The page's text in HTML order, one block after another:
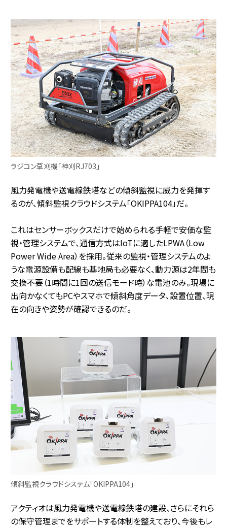
ラジコン草刈機「神刈RJ703」
風力発電機や送電線鉄塔などの傾斜監視に威力を発揮す
るのが、傾斜監視クラウドシステム「OKIPPA104」だ。
これはセンサーボックスだけで始められる手軽で安価な監
視・管理システムで、通信方式はIoTに適したLPWA（Low
Power Wide Area）を採用。従来の監視・管理システムのよ
うな電源設備も配線も基地局も必要なく、動力源は2年間も
交換不要（1時間に1回の送信モード時）な電池のみ。現場に
出向かなくてもPCやスマホで傾斜角度データ、設置位置、現
在の向きや姿勢が確認できるのだ。
傾斜監視クラウドシステム「OKIPPA104」
アクティオは風力発電機や送電線鉄塔の建設、さらにそれら
の保守管理までをサポートする体制を整えており、今後もレ